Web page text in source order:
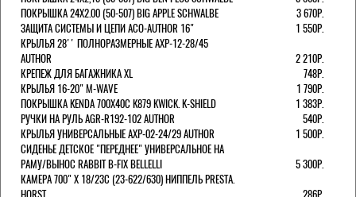
ПОКРЫШКА 24X2.00 (50-507) BIG APPLE SCHWALBE
3 670Р.
ЗАЩИТА СИСТЕМЫ И ЦЕПИ ACO-AUTHOR 16"
1 550Р.
КРЫЛЬЯ 28'' ПОЛНОРАЗМЕРНЫЕ AXP-12-28/45
AUTHOR
2 210Р.
КРЕПЕЖ ДЛЯ БАГАЖНИКА XL
748Р.
КРЫЛЬЯ 16-20" M-WAVE
1 790Р.
ПОКРЫШКА KENDA 700Х40С K879 KWICK. K-SHIELD
1 383Р.
РУЧКИ НА РУЛЬ AGR-R192-102 AUTHOR
540Р.
КРЫЛЬЯ УНИВЕРСАЛЬНЫЕ AXP-02-24/29 AUTHOR
1 500Р.
СИДЕНЬЕ ДЕТСКОЕ "ПЕРЕДНЕЕ" УНИВЕРСАЛЬНОЕ НА
РАМУ/ВЫНОС RABBIT B-FIX BELLELLI
5 300Р.
КАМЕРА 700" Х 18/23C (23-622/630) НИППЕЛЬ PRESTA.
HORST
286Р.